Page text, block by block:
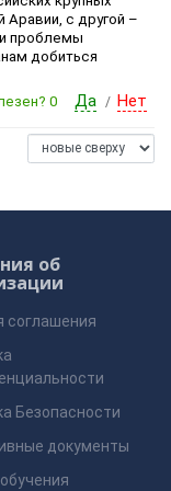
с другой –
проблемы
добиться
Да / Нет
0
об
соглашения
Безопасности
документы